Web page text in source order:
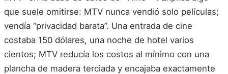
que suele omitirse: MTV nunca vendió solo películas;
vendía “privacidad barata”. Una entrada de cine
costaba 150 dólares, una noche de hotel varios
cientos; MTV reducía los costos al mínimo con una
plancha de madera terciada y encajaba exactamente